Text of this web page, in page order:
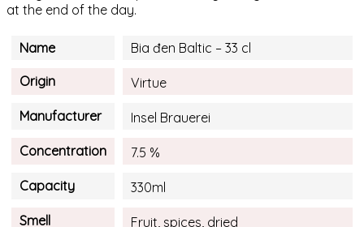
at the end of the day.
Name Bia đen Baltic – 33 cl
Origin Virtue
Manufacturer Insel Brauerei
Concentration 7.5 %
Capacity 330ml
Smell Fruit, spices, dried